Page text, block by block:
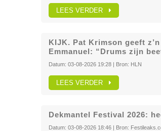
LEES VERDER
KIJK. Pat Krimson geeft
Emmanuel: “Drums zijn
Datum: 03-08-2026 19:28| Bron: HLN
LEES VERDER
Dekmantel Festival 2026:
Datum: 03-08-2026 18:46| Bron: